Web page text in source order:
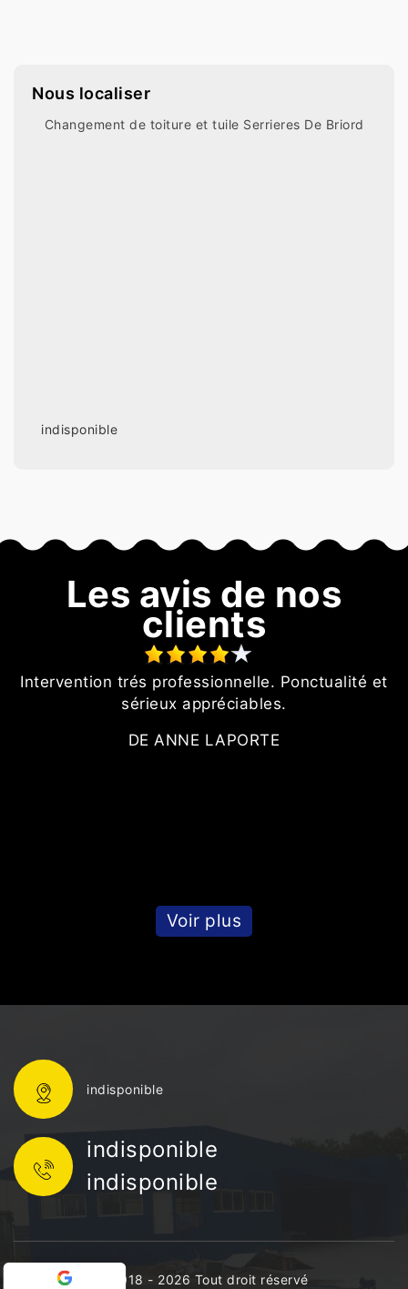
Nous localiser
Changement de toiture et tuile Serrieres De Briord
indisponible
Les avis de nos
clients
Intervention trés professionnelle. Ponctualité et
sérieux appréciables.
DE ANNE LAPORTE
Voir plus
indisponible
indisponible
indisponible
©2018 - 2026 Tout droit réservé